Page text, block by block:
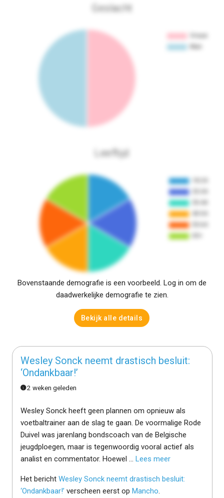
Geslacht
Leeftijd
Bovenstaande demografie is een voorbeeld. Log in om de
daadwerkelijke demografie te zien.
Bekijk alle details
Wesley Sonck neemt drastisch besluit:
‘Ondankbaar!’
2 weken geleden
Wesley Sonck heeft geen plannen om opnieuw als
voetbaltrainer aan de slag te gaan. De voormalige Rode
Duivel was jarenlang bondscoach van de Belgische
jeugdploegen, maar is tegenwoordig vooral actief als
analist en commentator. Hoewel ... Lees meer
Het bericht Wesley Sonck neemt drastisch besluit:
‘Ondankbaar!’ verscheen eerst op Mancho